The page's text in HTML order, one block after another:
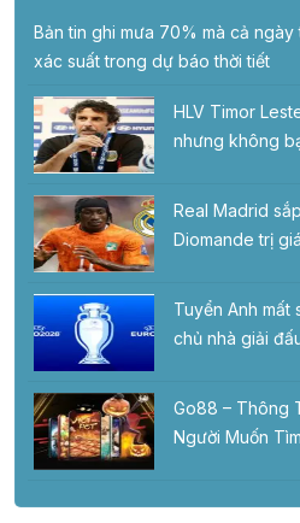
Bản tin ghi mưa 70% mà cả
xác suất trong dự báo thời tiết
HLV Timor
nhưng không
Real Madrid
Diomande trị
Tuyển Anh mất
chủ nhà giải
Go88 – Thông
Người Muốn